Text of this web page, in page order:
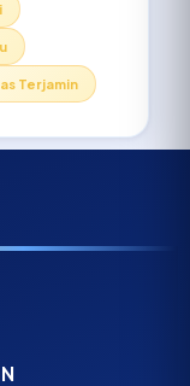
Terjamin